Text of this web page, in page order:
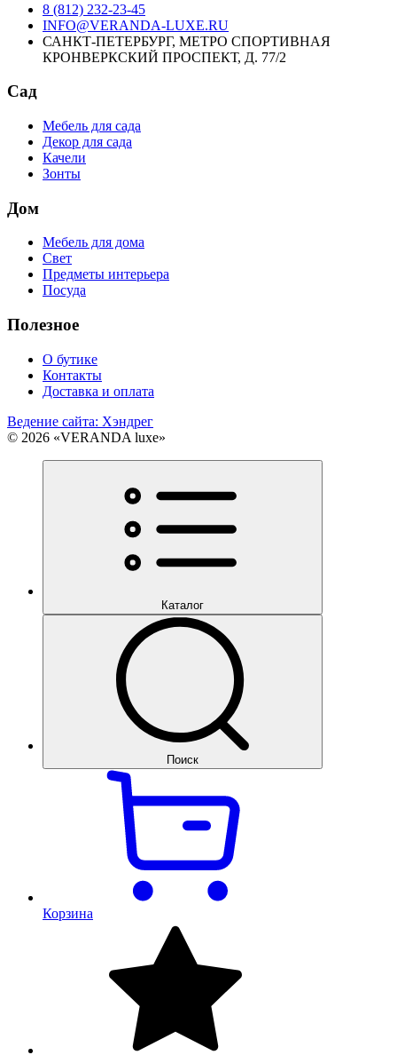
8 (812) 232-23-45
INFO@VERANDA-LUXE.RU
САНКТ-ПЕТЕРБУРГ, МЕТРО СПОРТИВНАЯ
КРОНВЕРКСКИЙ ПРОСПЕКТ, Д. 77/2
Сад
Мебель для сада
Декор для сада
Качели
Зонты
Дом
Мебель для дома
Свет
Предметы интерьера
Посуда
Полезное
О бутике
Контакты
Доставка и оплата
Ведение сайта: Хэндрег
© 2026 «VERANDA luxe»
Каталог
Поиск
Корзина